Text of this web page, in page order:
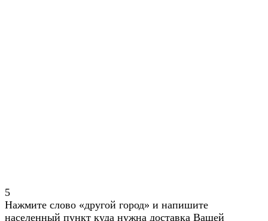
5
Нажмите слово «другой город» и напишите
населенный пункт куда нужна доставка Вашей